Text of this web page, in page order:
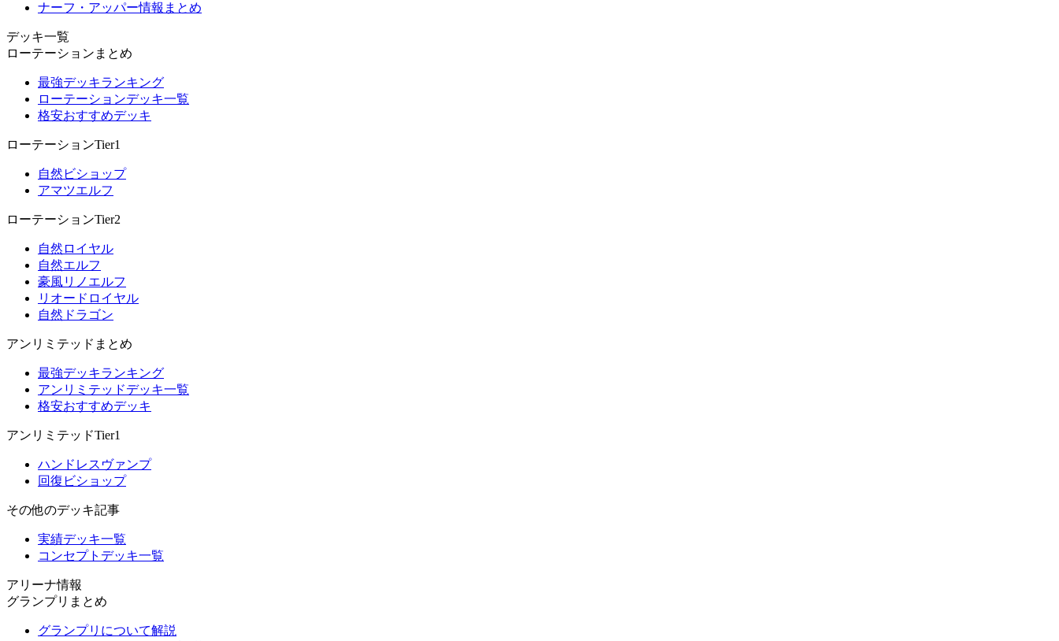
ナーフ・アッパー情報まとめ
デッキ一覧
ローテーションまとめ
最強デッキランキング
ローテーションデッキ一覧
格安おすすめデッキ
ローテーションTier1
自然ビショップ
アマツエルフ
ローテーションTier2
自然ロイヤル
自然エルフ
豪風リノエルフ
リオードロイヤル
自然ドラゴン
アンリミテッドまとめ
最強デッキランキング
アンリミテッドデッキ一覧
格安おすすめデッキ
アンリミテッドTier1
ハンドレスヴァンプ
回復ビショップ
その他のデッキ記事
実績デッキ一覧
コンセプトデッキ一覧
アリーナ情報
グランプリまとめ
グランプリについて解説